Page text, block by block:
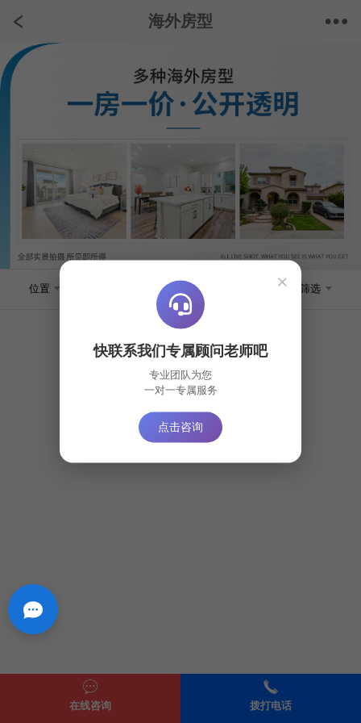
海外房型
位置 筛选
在线咨询 拨打电话
×
快联系我们专属顾问老师吧
专业团队为您
一对一专属服务
点击咨询